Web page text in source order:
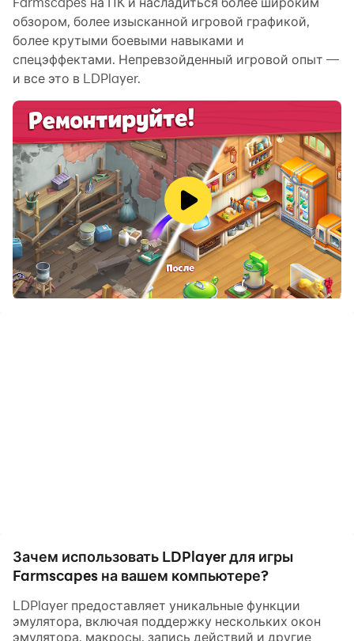
клавиатуры происходит намного быстрее, чем при
использовании клавиатуры с сенсорным экраном, и
вам никогда не придется беспокоиться о мощности
вашего устройства.
Благодаря функциям многократного открытия и
синхронизации вы даже можете запускать
несколько приложений и учетных записей на своем
ПК.
Функция передачи файлов упрощает обмен
изображениями, видео и файлами.
Загрузите Farmscapes и запустите его на своем
компьютере. Наслаждайтесь большим экраном и
Филипп поможет Вам с Мэри. У него в запасе много
инструментов и шуток!
ВОЗМОЖНОСТИ
обзором, более изысканной игровой графикой,
более крутыми боевыми навыками и
спецэффектами. Непревзойденный игровой опыт —
и все это в LDPlayer.
Зачем использовать LDPlayer для игры
Farmscapes на вашем компьютере?
LDPlayer предоставляет уникальные функции
эмулятора, включая поддержку нескольких окон
эмулятора, макросы, запись действий и другие